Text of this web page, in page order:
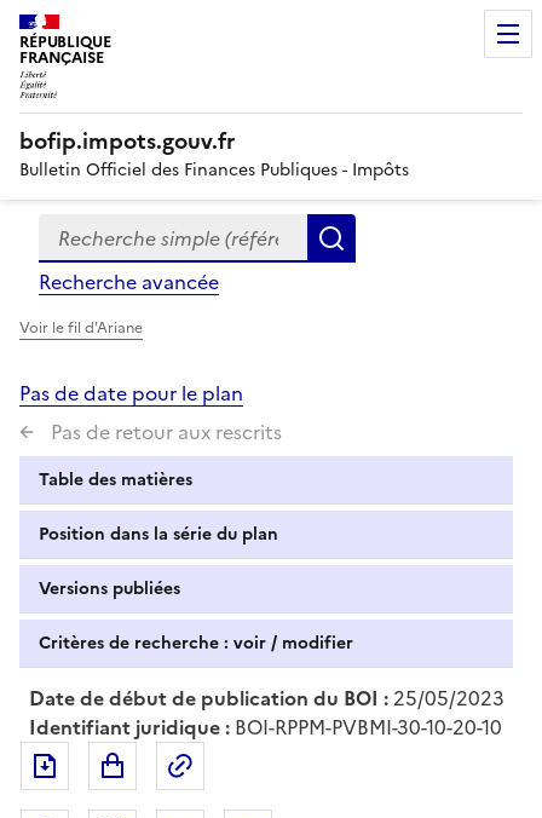
RÉPUBLIQUE
FRANÇAISE
bofip.impots.gouv.fr
Bulletin Officiel des Finances Publiques - Impôts
Formulaire
de
recherche
Recherche simple (références, mots clés, partie du
Recherche avancée
Voir le fil d'Ariane
Pas de date pour le plan
Pas de retour aux rescrits
Table des matières
Position dans la série du plan
Versions publiées
Critères de recherche : voir / modifier
Date de début de publication du BOI : 25/05/2023
Identifiant juridique : BOI-RPPM-PVBMI-30-10-20-10
Exporter le document au format pdf